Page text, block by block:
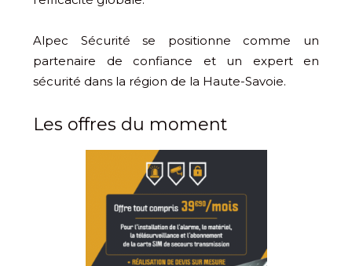
Alpec Sécurité se positionne comme un
partenaire de confiance et un expert en
sécurité dans la région de la Haute-Savoie.
Les offres du moment